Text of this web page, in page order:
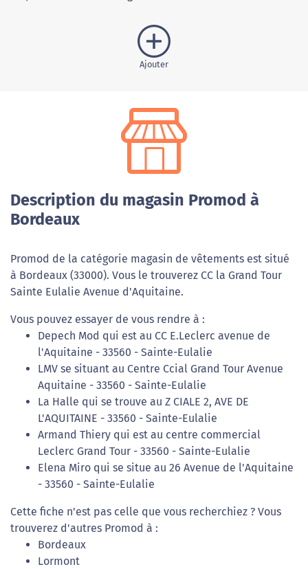
Ajouter
Description du magasin Promod à
Bordeaux
Promod de la catégorie magasin de vêtements est situé
à Bordeaux (33000). Vous le trouverez CC la Grand Tour
Sainte Eulalie Avenue d'Aquitaine.
Vous pouvez essayer de vous rendre à :
Depech Mod qui est au CC E.Leclerc avenue de
l'Aquitaine - 33560 - Sainte-Eulalie
LMV se situant au Centre Ccial Grand Tour Avenue
Aquitaine - 33560 - Sainte-Eulalie
La Halle qui se trouve au Z CIALE 2, AVE DE
L'AQUITAINE - 33560 - Sainte-Eulalie
Armand Thiery qui est au centre commercial
Leclerc Grand Tour - 33560 - Sainte-Eulalie
Elena Miro qui se situe au 26 Avenue de l'Aquitaine
- 33560 - Sainte-Eulalie
Cette fiche n'est pas celle que vous recherchiez ? Vous
trouverez d'autres Promod à :
Bordeaux
Lormont